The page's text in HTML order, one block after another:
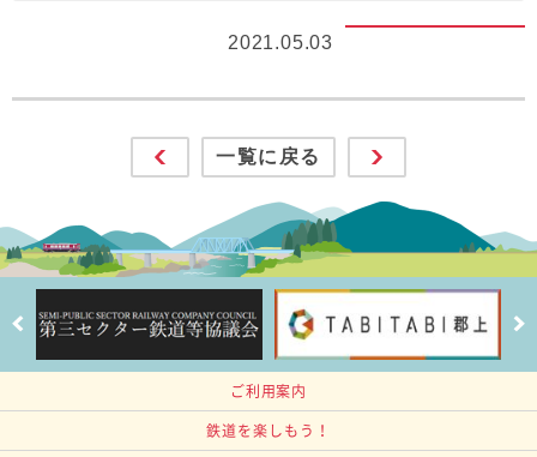
2021.05.03
一覧に戻る
ご利用案内
鉄道を楽しもう！